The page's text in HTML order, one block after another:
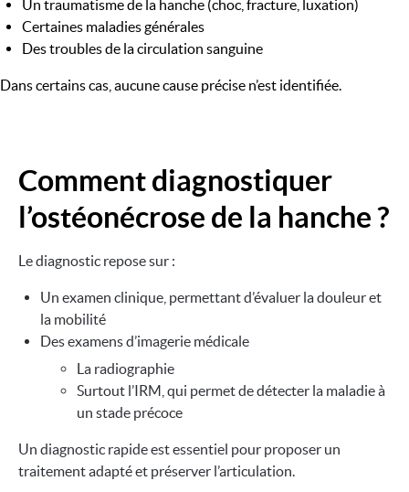
Un traumatisme de la hanche (choc, fracture, luxation)
Certaines maladies générales
Des troubles de la circulation sanguine
Dans certains cas, aucune cause précise n’est identifiée.
Comment diagnostiquer
l’ostéonécrose de la hanche ?
Le diagnostic repose sur :
Un examen clinique, permettant d’évaluer la douleur et
la mobilité
Des examens d’imagerie médicale
La radiographie
Surtout l’IRM, qui permet de détecter la maladie à
un stade précoce
Un diagnostic rapide est essentiel pour proposer un
traitement adapté et préserver l’articulation.